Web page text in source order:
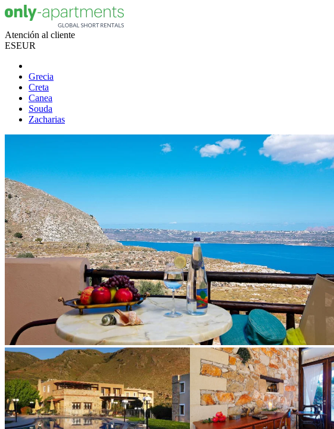
Atención al cliente
ESEUR
Grecia
Creta
Canea
Souda
Zacharias